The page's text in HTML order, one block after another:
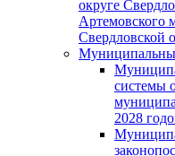
округе
Артемовского
Свердловской
системы
2028